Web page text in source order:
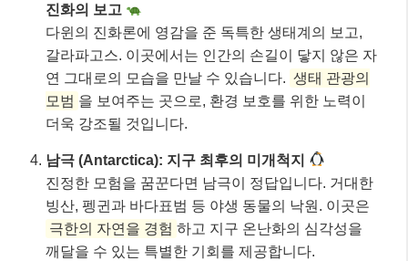
진화의 보고
다윈의 진화론에 영감을 준 독특한 생태계의 보고,
갈라파고스. 이곳에서는 인간의 손길이 닿지 않은 자
연 그대로의 모습을 만날 수 있습니다. 생태 관광의
모범 을 보여주는 곳으로, 환경 보호를 위한 노력이
더욱 강조될 것입니다.
남극 (Antarctica): 지구 최후의 미개척지
진정한 모험을 꿈꾼다면 남극이 정답입니다. 거대한
빙산, 펭귄과 바다표범 등 야생 동물의 낙원. 이곳은
극한의 자연을 경험 하고 지구 온난화의 심각성을
깨달을 수 있는 특별한 기회를 제공합니다.